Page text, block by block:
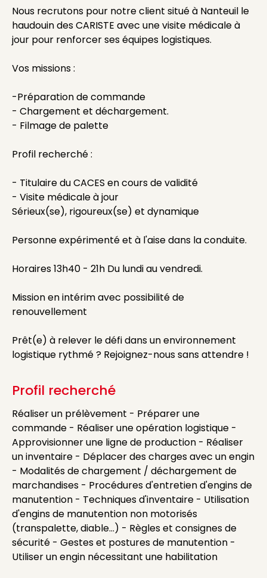
Nous recrutons pour notre client situé à Nanteuil le
haudouin des CARISTE avec une visite médicale à
jour pour renforcer ses équipes logistiques.
Vos missions :
-Préparation de commande
- Chargement et déchargement.
- Filmage de palette
Profil recherché :
- Titulaire du CACES en cours de validité
- Visite médicale à jour
Sérieux(se), rigoureux(se) et dynamique
Personne expérimenté et à l'aise dans la conduite.
Horaires 13h40 - 21h Du lundi au vendredi.
Mission en intérim avec possibilité de
renouvellement
Prêt(e) à relever le défi dans un environnement
logistique rythmé ? Rejoignez-nous sans attendre !
Profil recherché
Réaliser un prélèvement - Préparer une
commande - Réaliser une opération logistique -
Approvisionner une ligne de production - Réaliser
un inventaire - Déplacer des charges avec un engin
- Modalités de chargement / déchargement de
marchandises - Procédures d'entretien d'engins de
manutention - Techniques d'inventaire - Utilisation
d'engins de manutention non motorisés
(transpalette, diable...) - Règles et consignes de
sécurité - Gestes et postures de manutention -
Utiliser un engin nécessitant une habilitation